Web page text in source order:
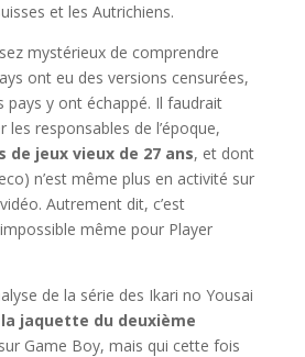
et les Autrichiens.
mystérieux de comprendre
ont eu des versions censurées,
pays y ont échappé. Il faudrait
responsables de l’époque,
de jeux vieux de 27 ans, et dont
n’est même plus en activité sur
Autrement dit, c’est
même pour Player
de la série des Ikari no Yousai
jaquette du deuxième
Game Boy, mais qui cette fois